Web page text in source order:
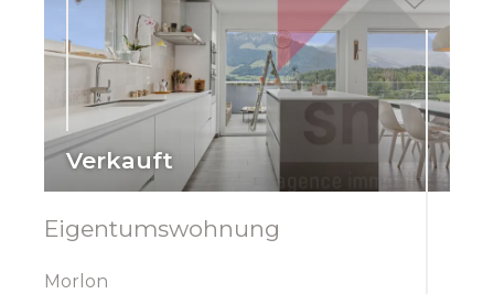
Verkauft
Eigentumswohnung
Morlon